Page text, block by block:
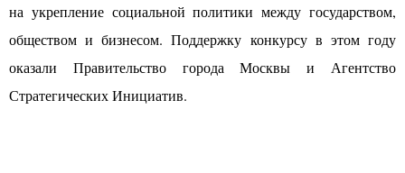
на укрепление социальной политики между государством,
обществом и бизнесом. Поддержку конкурсу в этом году
оказали Правительство города Москвы и Агентство
Стратегических Инициатив.